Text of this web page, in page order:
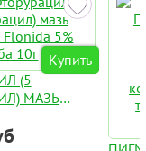
Купить
(5
МАЗЬ
5%